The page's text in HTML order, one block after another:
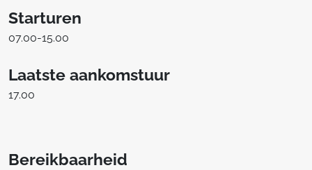
Starturen
07.00-15.00
Laatste aankomstuur
17.00
Bereikbaarheid